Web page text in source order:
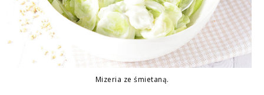
Mizeria ze śmietaną.